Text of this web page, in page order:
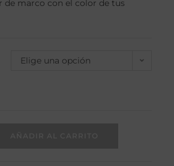
de marco con el color de tus
Elige una opción